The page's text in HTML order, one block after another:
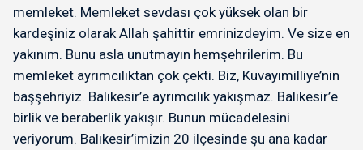
memleket. Memleket sevdası çok yüksek olan bir
kardeşiniz olarak Allah şahittir emrinizdeyim. Ve size en
yakınım. Bunu asla unutmayın hemşehrilerim. Bu
memleket ayrımcılıktan çok çekti. Biz, Kuvayımilliye’nin
başşehriyiz. Balıkesir’e ayrımcılık yakışmaz. Balıkesir’e
birlik ve beraberlik yakışır. Bunun mücadelesini
veriyorum. Balıkesir’imizin 20 ilçesinde şu ana kadar